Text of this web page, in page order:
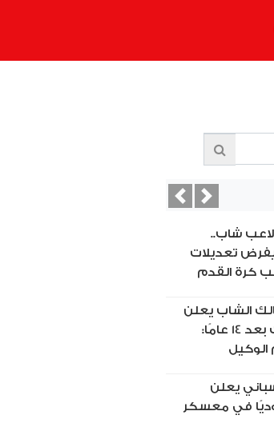
شاب..
يفرض تعديلات
كرة القدم
الشاب يعلن
رحيله عن الزمالك بعد 14 عامًا:
يعلن
في معسكر
PreviousNext